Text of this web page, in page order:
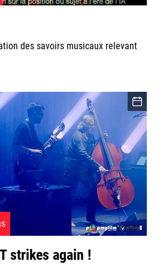
des savoirs musicaux relevant
strikes again !